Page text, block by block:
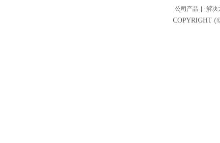
公司产品 解决
COPYRIGHT